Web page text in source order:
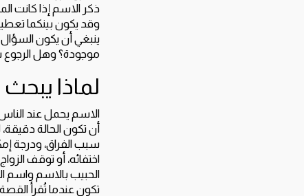
ذكر الاسم إذا كانت
وقد يكون بينكما
ينبغي أن يكون
موجودة؟ وهل الرجوع
لماذا
الاسم يحمل عند الناس
أن تكون الحالة
سبب الفراق، ودرجة
اختفائه، أو توقف
الحبيب بالاسم واسم
تكون عندما تُقرأ